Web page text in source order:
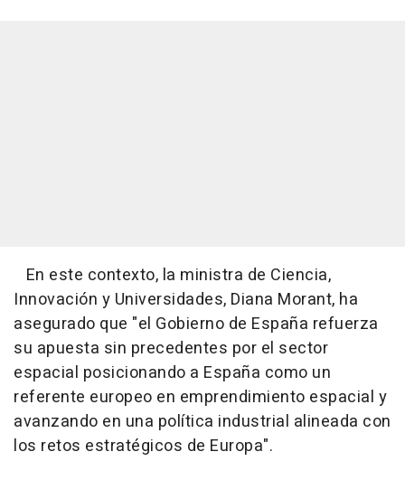
En este contexto, la ministra de Ciencia,
Innovación y Universidades, Diana Morant, ha
asegurado que "el Gobierno de España refuerza
su apuesta sin precedentes por el sector
espacial posicionando a España como un
referente europeo en emprendimiento espacial y
avanzando en una política industrial alineada con
los retos estratégicos de Europa".